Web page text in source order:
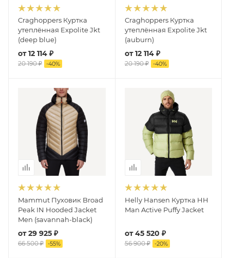
Craghoppers Куртка
утеплённая Expolite Jkt
(deep blue)
от12 114 ₽
20 190 ₽ -40%
Craghoppers Куртка
утеплённая Expolite Jkt
(auburn)
от12 114 ₽
20 190 ₽ -40%
Mammut Пуховик Broad
Peak IN Hooded Jacket
Men (savannah-black)
от29 925 ₽
66 500 ₽ -55%
Helly Hansen Куртка HH
Man Active Puffy Jacket
от45 520 ₽
56 900 ₽ -20%